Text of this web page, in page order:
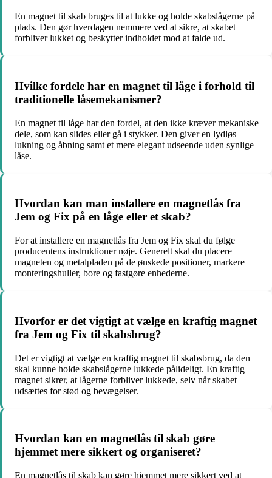
En magnet til skab bruges til at lukke og holde skabslågerne på
plads. Den gør hverdagen nemmere ved at sikre, at skabet
forbliver lukket og beskytter indholdet mod at falde ud.
Hvilke fordele har en magnet til låge i forhold til
traditionelle låsemekanismer?
En magnet til låge har den fordel, at den ikke kræver mekaniske
dele, som kan slides eller gå i stykker. Den giver en lydløs
lukning og åbning samt et mere elegant udseende uden synlige
låse.
Hvordan kan man installere en magnetlås fra
Jem og Fix på en låge eller et skab?
For at installere en magnetlås fra Jem og Fix skal du følge
producentens instruktioner nøje. Generelt skal du placere
magneten og metalpladen på de ønskede positioner, markere
monteringshuller, bore og fastgøre enhederne.
Hvorfor er det vigtigt at vælge en kraftig magnet
fra Jem og Fix til skabsbrug?
Det er vigtigt at vælge en kraftig magnet til skabsbrug, da den
skal kunne holde skabslågerne lukkede pålideligt. En kraftig
magnet sikrer, at lågerne forbliver lukkede, selv når skabet
udsættes for stød og bevægelser.
Hvordan kan en magnetlås til skab gøre
hjemmet mere sikkert og organiseret?
En magnetlås til skab kan gøre hjemmet mere sikkert ved at